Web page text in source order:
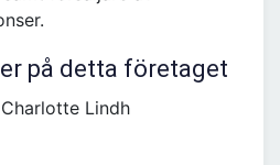
på detta företaget
Lindh